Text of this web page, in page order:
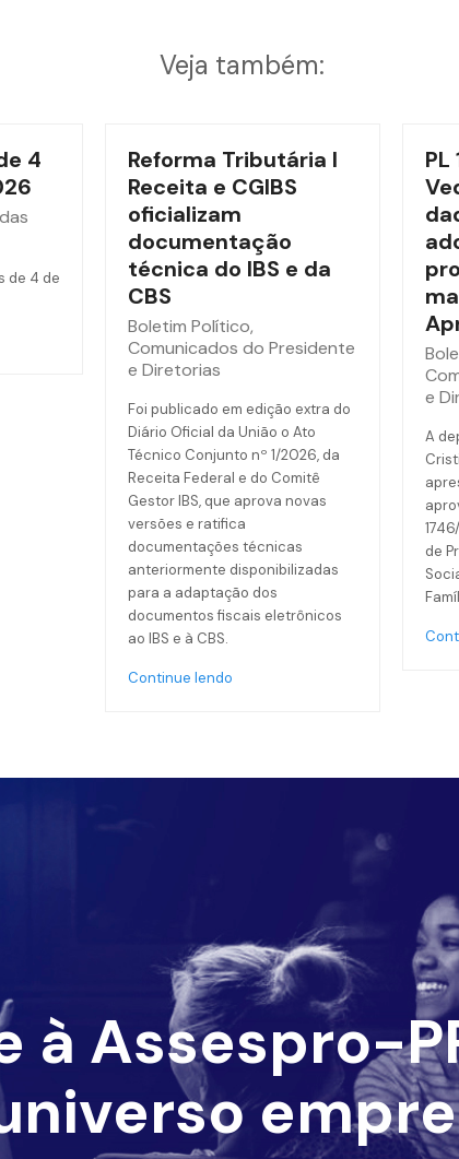
Veja também:
4
de 4 de
Reforma Tributária l
Receita e CGIBS
oficializam
documentação
técnica do IBS e da
CBS
Boletim Político,
Comunicados do Presidente
e Diretorias
Foi publicado em edição extra do
Diário Oficial da União o Ato
Técnico Conjunto nº 1/2026, da
Receita Federal e do Comitê
Gestor IBS, que aprova novas
versões e ratifica
documentações técnicas
anteriormente disponibilizadas
para a adaptação dos
documentos fiscais eletrônicos
ao IBS e à CBS.
Continue lendo
PL
e
A
de
à Assespro-